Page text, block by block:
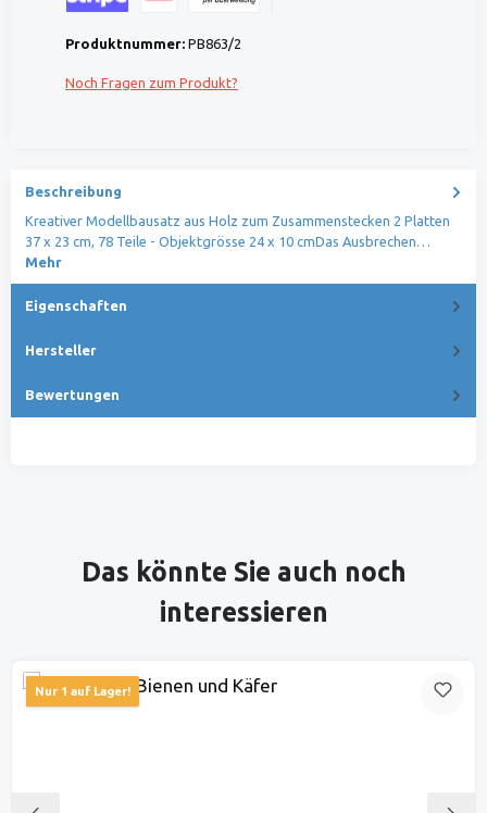
Produktnummer: PB863/2
Noch Fragen zum Produkt?
Beschreibung
Kreativer Modellbausatz aus Holz zum Zusammenstecken 2 Platten
37 x 23 cm, 78 Teile - Objektgrösse 24 x 10 cmDas Ausbrechen…
Mehr
Eigenschaften
Hersteller
Bewertungen
Produktgalerie überspringen
Das könnte Sie auch noch
interessieren
Nur 1 auf Lager!